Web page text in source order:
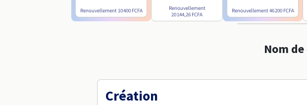
Renouvellement 10 400 FCFA
Renouvellement
20 144,26 FCFA
Renouvellement46 200 FCFA
Nom
Création